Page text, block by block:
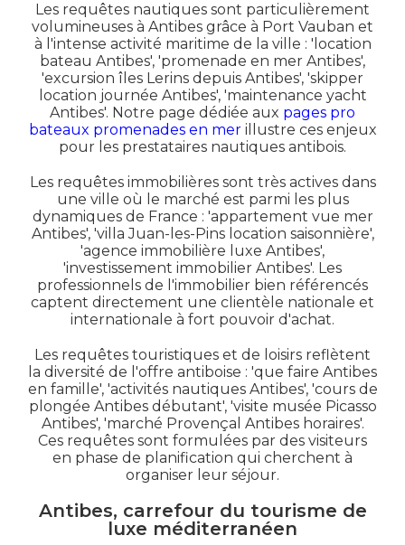
Les requêtes nautiques sont particulièrement
volumineuses à Antibes grâce à Port Vauban et
à l'intense activité maritime de la ville : 'location
bateau Antibes', 'promenade en mer Antibes',
'excursion îles Lerins depuis Antibes', 'skipper
location journée Antibes', 'maintenance yacht
Antibes'. Notre page dédiée aux pages pro
bateaux promenades en merillustre ces enjeux
pour les prestataires nautiques antibois.
Les requêtes immobilières sont très actives dans
une ville où le marché est parmi les plus
dynamiques de France : 'appartement vue mer
Antibes', 'villa Juan-les-Pins location saisonnière',
'agence immobilière luxe Antibes',
'investissement immobilier Antibes'. Les
professionnels de l'immobilier bien référencés
captent directement une clientèle nationale et
internationale à fort pouvoir d'achat.
Les requêtes touristiques et de loisirs reflètent
la diversité de l'offre antiboise : 'que faire Antibes
en famille', 'activités nautiques Antibes', 'cours de
plongée Antibes débutant', 'visite musée Picasso
Antibes', 'marché Provençal Antibes horaires'.
Ces requêtes sont formulées par des visiteurs
en phase de planification qui cherchent à
organiser leur séjour.
Antibes, carrefour du tourisme de
luxe méditerranéen